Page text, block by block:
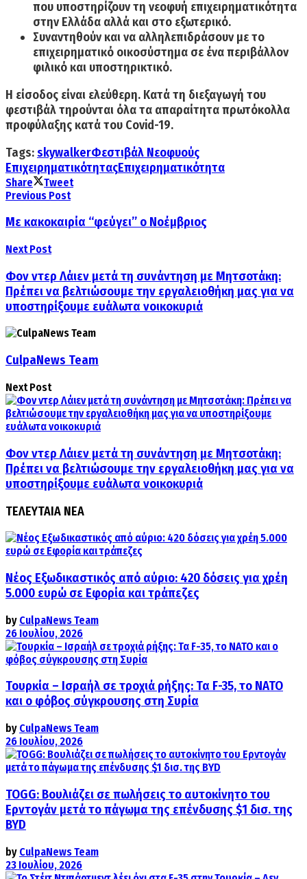
που υποστηρίζουν τη νεοφυή επιχειρηματικότητα
στην Ελλάδα αλλά και στο εξωτερικό.
Συναντηθούν και να αλληλεπιδράσουν με το
επιχειρηματικό οικοσύστημα σε ένα περιβάλλον
φιλικό και υποστηρικτικό.
Η είσοδος είναι ελεύθερη. Κατά τη διεξαγωγή του
φεστιβάλ τηρούνται όλα τα απαραίτητα πρωτόκολλα
προφύλαξης κατά του Covid-19.
Tags:skywalkerΦεστιβάλ Νεοφυούς
ΕπιχειρηματικότηταςΕπιχειρηματικότητα
Share
Tweet
Previous Post
Με κακοκαιρία “φεύγει” ο Νοέμβριος
Next Post
Φον ντερ Λάιεν μετά τη συνάντηση με Μητσοτάκη:
Πρέπει να βελτιώσουμε την εργαλειοθήκη μας για να
υποστηρίξουμε ευάλωτα νοικοκυριά
CulpaNews Team
Next Post
Φον ντερ Λάιεν μετά τη συνάντηση με Μητσοτάκη:
Πρέπει να βελτιώσουμε την εργαλειοθήκη μας για να
υποστηρίξουμε ευάλωτα νοικοκυριά
ΤΕΛΕΥΤΑΙΑ ΝΕΑ
Νέος Εξωδικαστικός από αύριο: 420 δόσεις για χρέη
5.000 ευρώ σε Εφορία και τράπεζες
by CulpaNews Team
26 Ιουλίου, 2026
Τουρκία – Ισραήλ σε τροχιά ρήξης: Τα F-35, το ΝΑΤΟ
και ο φόβος σύγκρουσης στη Συρία
by CulpaNews Team
26 Ιουλίου, 2026
TOGG: Βουλιάζει σε πωλήσεις το αυτοκίνητο του
Ερντογάν μετά το πάγωμα της επένδυσης $1 δισ. της
BYD
by CulpaNews Team
23 Ιουλίου, 2026